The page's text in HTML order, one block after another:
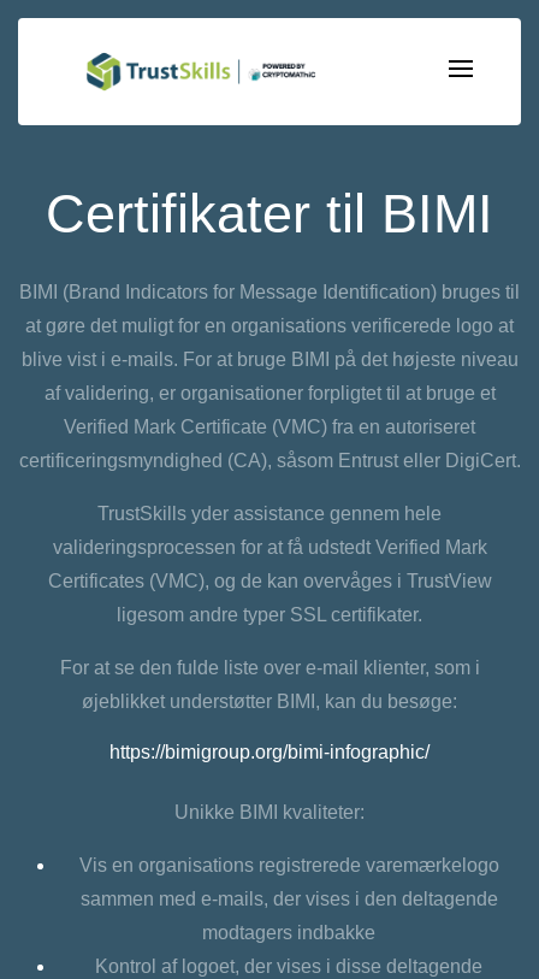
Certifikater til BIMI
BIMI (Brand Indicators for Message Identification) bruges til
at gøre det muligt for en organisations verificerede logo at
blive vist i e-mails. For at bruge BIMI på det højeste niveau
af validering, er organisationer forpligtet til at bruge et
Verified Mark Certificate (VMC) fra en autoriseret
certificeringsmyndighed (CA), såsom Entrust eller DigiCert.
TrustSkills yder assistance gennem hele
valideringsprocessen for at få udstedt Verified Mark
Certificates (VMC), og de kan overvåges i TrustView
ligesom andre typer SSL certifikater.
For at se den fulde liste over e-mail klienter, som i
øjeblikket understøtter BIMI, kan du besøge:
https://bimigroup.org/bimi-infographic/
Unikke BIMI kvaliteter:
Vis en organisations registrerede varemærkelogo
sammen med e-mails, der vises i den deltagende
modtagers indbakke
Kontrol af logoet, der vises i disse deltagende